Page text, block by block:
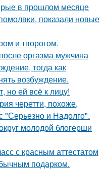
в прошлом месяце
показали новые
и творогом.
оргазма мужчина
тогда как
возбуждение.
но ей всё к лицу!
черетти, похоже,
"Серьезно и Надолго".
молодой блогерши
с красным аттестатом
подарком.